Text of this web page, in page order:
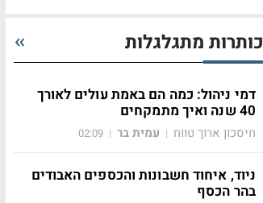
כותרות מתגלגלות
דמי ניהול: כמה הם באמת עולים לאורך
40 שנה ואיך מתמקחים
חיסכון ארוך טווח | עמית בר |
02:09
ניוד, איחוד חשבונות והכספים האבודים
בהר הכסף